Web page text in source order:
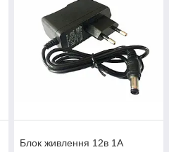
Блок живлення 12в 1А